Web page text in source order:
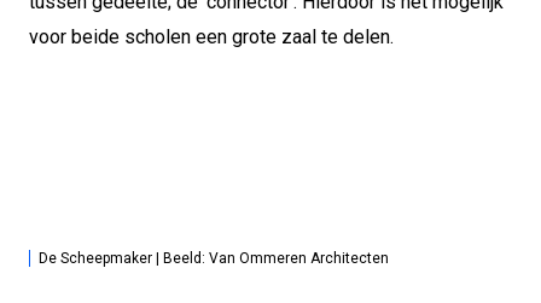
voor beide scholen een grote zaal te delen.
De Scheepmaker | Beeld: Van Ommeren Architecten